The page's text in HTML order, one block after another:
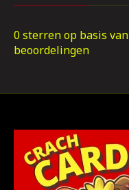
0 sterren op basis van
beoordelingen